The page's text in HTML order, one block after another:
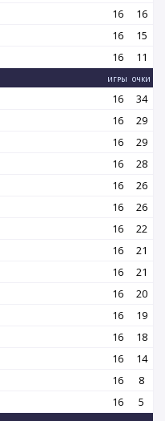
16
16
16
15
16 11
ИГРЫ ОЧКИ
16
34
16
29
16
29
16
28
16
26
16
26
16
22
16
21
16
21
16
20
16
19
16
18
16
14
16
8
16 5